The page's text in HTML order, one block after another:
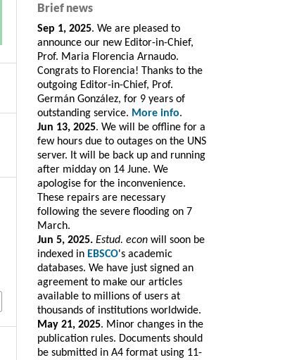
Brief news
Sep 1, 2025. We are pleased to
announce our new Editor-in-Chief,
Prof. Maria Florencia Arnaudo.
Congrats to Florencia! Thanks to the
outgoing Editor-in-Chief, Prof.
Germán González, for 9 years of
outstanding service. More info.
Jun 13, 2025. We will be offline for a
few hours due to outages on the UNS
server. It will be back up and running
after midday on 14 June. We
apologise for the inconvenience.
These repairs are necessary
following the severe flooding on 7
March.
Jun 5, 2025. Estud. econ will soon be
indexed in EBSCO's academic
databases. We have just signed an
agreement to make our articles
available to millions of users at
thousands of institutions worldwide.
May 21, 2025. Minor changes in the
publication rules. Documents should
be submitted in A4 format using 11-